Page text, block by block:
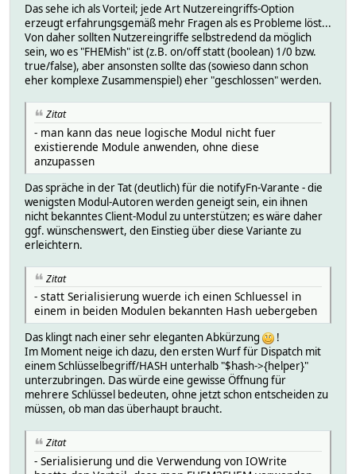
Das sehe ich als Vorteil; jede Art Nutzereingriffs-Option
erzeugt erfahrungsgemäß mehr Fragen als es Probleme löst...
Von daher sollten Nutzereingriffe selbstredend da möglich
sein, wo es "FHEMish" ist (z.B. on/off statt (boolean) 1/0 bzw.
true/false), aber ansonsten sollte das (sowieso dann schon
eher komplexe Zusammenspiel) eher "geschlossen" werden.
Zitat
- man kann das neue logische Modul nicht fuer
existierende Module anwenden, ohne diese
anzupassen
Das spräche in der Tat (deutlich) für die notifyFn-Varante - die
wenigsten Modul-Autoren werden geneigt sein, ein ihnen
nicht bekanntes Client-Modul zu unterstützen; es wäre daher
ggf. wünschenswert, den Einstieg über diese Variante zu
erleichtern.
Zitat
- statt Serialisierung wuerde ich einen Schluessel in
einem in beiden Modulen bekannten Hash uebergeben
Das klingt nach einer sehr eleganten Abkürzung
!
Im Moment neige ich dazu, den ersten Wurf für Dispatch mit
einem Schlüsselbegriff/HASH unterhalb "$hash->{helper}"
unterzubringen. Das würde eine gewisse Öffnung für
mehrere Schlüssel bedeuten, ohne jetzt schon entscheiden zu
müssen, ob man das überhaupt braucht.
Zitat
- Serialisierung und die Verwendung von IOWrite